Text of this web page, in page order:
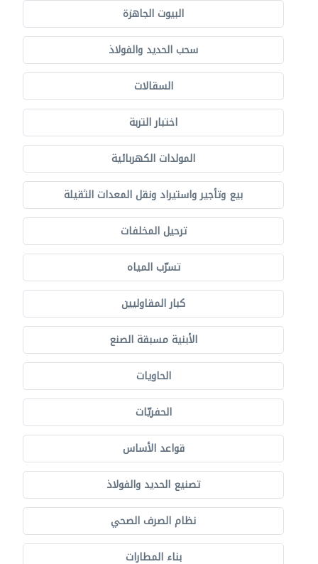
البيوت الجاهزة
سحب الحديد والفولاذ
السقالات
اختبار التربة
المولدات الكهربائية
بيع وتأجير واستيراد ونقل المعدات الثقيلة
ترحيل المخلفات
تسرّب المياه
كبار المقاوليين
الأبنية مسبقة الصنع
الحاويات
الحفريّات
قواعد الأساس
تصنيع الحديد والفولاذ
نظام الصرف الصحي
بناء المطارات